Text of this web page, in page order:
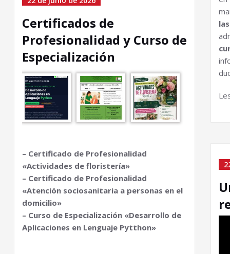
Certificados de
Profesionalidad y Curso de
Especialización
– Certificado de Profesionalidad
«Actividades de floristería»
– Certificado de Profesionalidad
«Atención sociosanitaria a personas en el
domicilio»
– Curso de Especialización «Desarrollo de
Aplicaciones en Lenguaje Pytthon»